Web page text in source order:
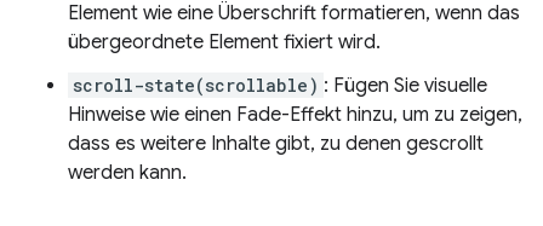
Element wie eine Überschrift formatieren, wenn das
übergeordnete Element fixiert wird.
scroll-state(scrollable) : Fügen Sie visuelle
Hinweise wie einen Fade-Effekt hinzu, um zu zeigen,
dass es weitere Inhalte gibt, zu denen gescrollt
werden kann.